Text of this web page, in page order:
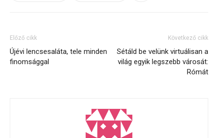
Előző cikk
Újévi lencsesaláta, tele minden
finomsággal
Következő cikk
Sétáld be velünk virtuálisan a
világ egyik legszebb városát:
Rómát